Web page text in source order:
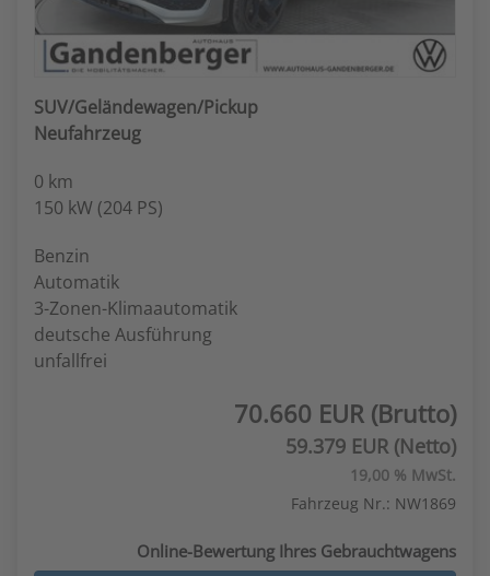
SUV/Geländewagen/Pickup
Neufahrzeug
0 km
150 kW (204 PS)
Benzin
Automatik
3-Zonen-Klimaautomatik
deutsche Ausführung
unfallfrei
70.660 EUR (Brutto)
59.379 EUR (Netto)
19,00 % MwSt.
Fahrzeug Nr.: NW1869
Online-Bewertung Ihres Gebrauchtwagens